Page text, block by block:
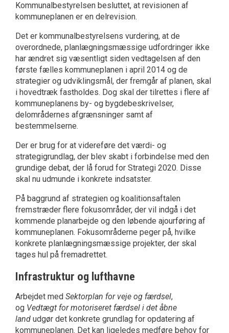
Kommunalbestyrelsen besluttet, at revisionen af
kommuneplanen er en delrevision.
Det er kommunalbestyrelsens vurdering, at de
overordnede, planlægningsmæssige udfordringer ikke
har ændret sig væsentligt siden vedtagelsen af den
første fælles kommuneplanen i april 2014 og de
strategier og udviklingsmål, der fremgår af planen, skal
i hovedtræk fastholdes. Dog skal der tilrettes i flere af
kommuneplanens by- og bygdebeskrivelser,
delområdernes afgrænsninger samt af
bestemmelserne.
Der er brug for at videreføre det værdi- og
strategigrundlag, der blev skabt i forbindelse med den
grundige debat, der lå forud for Strategi 2020. Disse
skal nu udmunde i konkrete indsatster.
På baggrund af strategien og koalitionsaftalen
fremstræder flere fokusområder, der vil indgå i det
kommende planarbejde og den løbende ajourføring af
kommuneplanen. Fokusområderne peger på, hvilke
konkrete planlægningsmæssige projekter, der skal
tages hul på fremadrettet.
Infrastruktur og lufthavne
Arbejdet med Sektorplan for veje og færdsel,
og Vedtægt for motoriseret færdsel i det åbne
land udgør det konkrete grundlag for opdatering af
kommuneplanen. Det kan ligeledes medføre behov for